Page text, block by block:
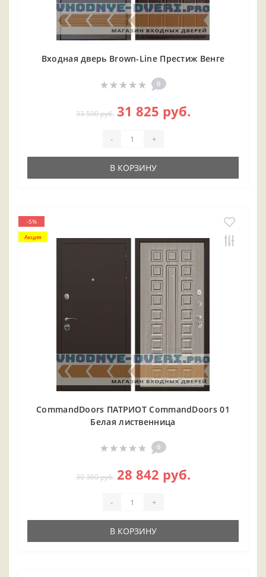
Входная дверь Brown-Line Престиж Венге
0
33 500 руб. 31 825 руб.
- +
В КОРЗИНУ
-5%
Акция
CommandDoors ПАТРИОТ CommandDoors 01
Белая лиственница
0
30 360 руб. 28 842 руб.
- +
В КОРЗИНУ